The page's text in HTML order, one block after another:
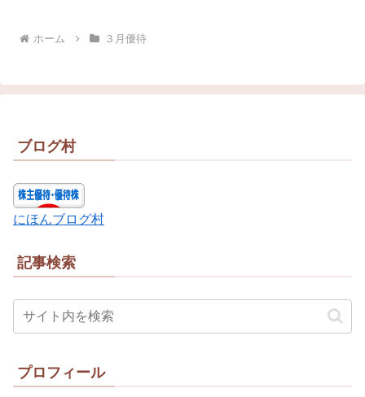
ホーム ３月優待
ブログ村
にほんブログ村
記事検索
プロフィール